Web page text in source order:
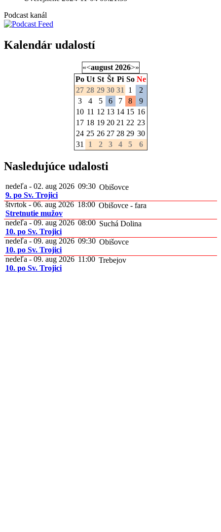
Podcast kanál
Kalendár udalostí
«<august 2026>»
Po Ut St Št Pi So Ne
27 28 29 30 31 1
2
3
4 5 6 7 8
9
10 11 12 13 14 15 16
17 18 19 20 21 22 23
24 25 26 27 28 29 30
31
1 2 3 4 5 6
Nasledujúce udalosti
nedeľa - 02. aug 2026 09:30 Obišovce
9. po Sv. Trojici
štvrtok - 06. aug 2026 18:00 Obišovce - fara
Stretnutie mužov
nedeľa - 09. aug 2026 08:00 Suchá Dolina
10. po Sv. Trojici
nedeľa - 09. aug 2026 09:30 Obišovce
10. po Sv. Trojici
nedeľa - 09. aug 2026 11:00 Trebejov
10. po Sv. Trojici